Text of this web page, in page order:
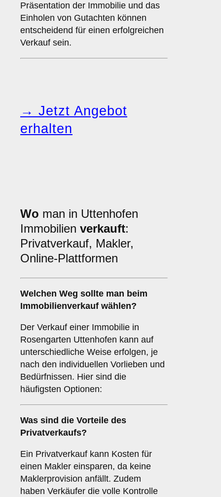
Präsentation der Immobilie und das
Einholen von Gutachten können
entscheidend für einen erfolgreichen
Verkauf sein.
→ Jetzt Angebot
erhalten
Wo man in Uttenhofen
Immobilien verkauft:
Privatverkauf, Makler,
Online-Plattformen
Welchen Weg sollte man beim
Immobilienverkauf wählen?
Der Verkauf einer Immobilie in
Rosengarten Uttenhofen kann auf
unterschiedliche Weise erfolgen, je
nach den individuellen Vorlieben und
Bedürfnissen. Hier sind die
häufigsten Optionen:
Was sind die Vorteile des
Privatverkaufs?
Ein Privatverkauf kann Kosten für
einen Makler einsparen, da keine
Maklerprovision anfällt. Zudem
haben Verkäufer die volle Kontrolle